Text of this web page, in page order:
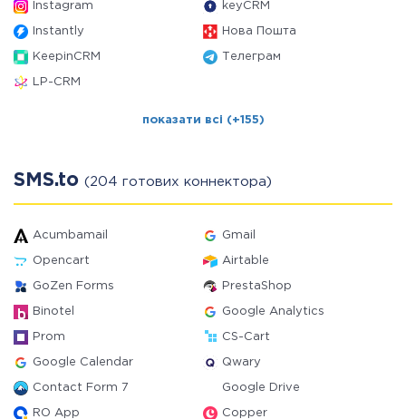
Instagram keyCRM
Instantly Нова Пошта
KeepinCRM Телеграм
LP-CRM
показати всі (+155)
SMS.to (204 готових коннектора)
Acumbamail Gmail
Opencart Airtable
GoZen Forms PrestaShop
Binotel Google Analytics
Prom CS-Cart
Google Calendar Qwary
Contact Form 7 Google Drive
RO App Copper